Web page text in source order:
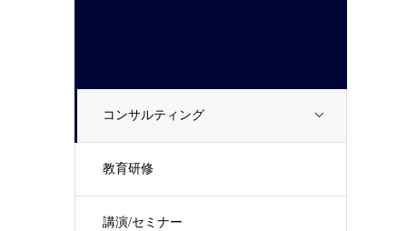
コンサルティング
教育研修
講演/セミナー